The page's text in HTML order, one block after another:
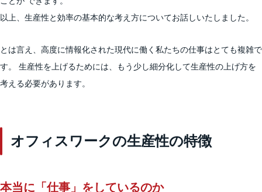
以上、生産性と効率の基本的な考え方についてお話しいたしました。
とは言え、高度に情報化された現代に働く私たちの仕事はとても複雑で
す。 生産性を上げるためには、もう少し細分化して生産性の上げ方を
考える必要があります。
オフィスワークの生産性の特徴
本当に「仕事」をしているのか